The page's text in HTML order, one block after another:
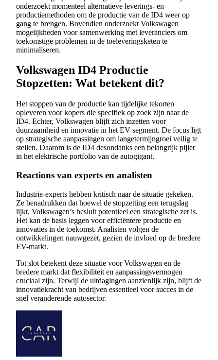
onderzoekt momenteel alternatieve leverings- en
productiemethoden om de productie van de ID4 weer op
gang te brengen. Bovendien onderzoekt Volkswagen
mogelijkheden voor samenwerking met leveranciers om
toekomstige problemen in de toeleveringsketen te
minimaliseren.
Volkswagen ID4 Productie
Stopzetten: Wat betekent dit?
Het stoppen van de productie kan tijdelijke tekorten
opleveren voor kopers die specifiek op zoek zijn naar de
ID4. Echter, Volkswagen blijft zich inzetten voor
duurzaamheid en innovatie in het EV-segment. De focus ligt
op strategische aanpassingen om langetermijngroei veilig te
stellen. Daarom is de ID4 desondanks een belangrijk pijler
in het elektrische portfolio van de autogigant.
Reactions van experts en analisten
Industrie-experts hebben kritisch naar de situatie gekeken.
Ze benadrukken dat hoewel de stopzetting een terugslag
lijkt, Volkswagen’s besluit potentieel een strategische zet is.
Het kan de basis leggen voor efficiëntere productie en
innovaties in de toekomst. Analisten volgen de
ontwikkelingen nauwgezet, gezien de invloed op de bredere
EV-markt.
Tot slot betekent deze situatie voor Volkswagen en de
bredere markt dat flexibiliteit en aanpassingsvermogen
cruciaal zijn. Terwijl de uitdagingen aanzienlijk zijn, blijft de
innovatiekracht van bedrijven essentieel voor succes in de
snel veranderende autosector.